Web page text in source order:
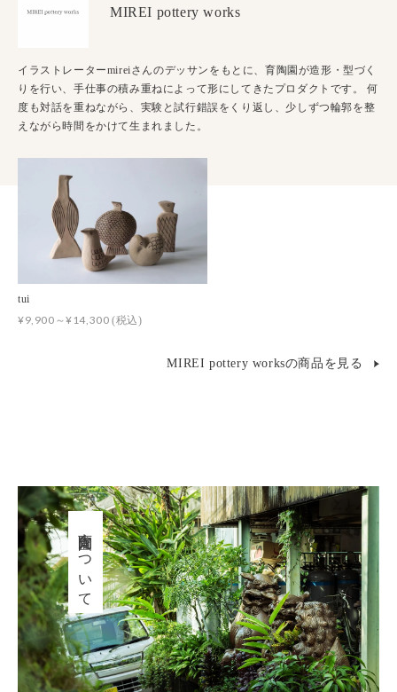
MIREI pottery works
イラストレーターmireiさんのデッサンをもとに、育陶園が造形・型づく
りを行い、手仕事の積み重ねによって形にしてきたプロダクトです。 何
度も対話を重ねながら、実験と試行錯誤をくり返し、少しずつ輪郭を整
えながら時間をかけて生まれました。
tui
¥9,900～¥14,300 (税込)
MIREI pottery worksの商品を見る
育陶園について